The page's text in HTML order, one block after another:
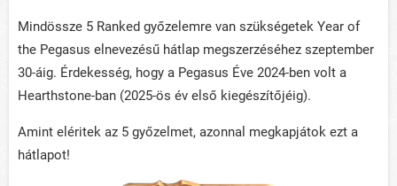
Mindössze 5 Ranked győzelemre van szükségetek Year of
the Pegasus elnevezésű hátlap megszerzéséhez szeptember
30-áig. Érdekesség, hogy a Pegasus Éve 2024-ben volt a
Hearthstone-ban (2025-ös év első kiegészítőjéig).
Amint eléritek az 5 győzelmet, azonnal megkapjátok ezt a
hátlapot!